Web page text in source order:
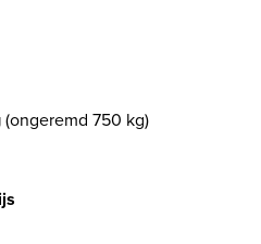
(ongeremd 750 kg)